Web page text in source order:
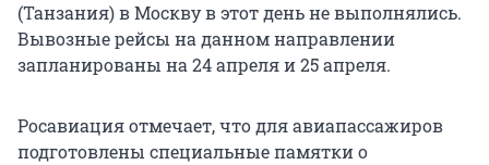
(Танзания) в Москву в этот день не выполнялись.
Вывозные рейсы на данном направлении
запланированы на 24 апреля и 25 апреля.
Росавиация отмечает, что для авиапассажиров
подготовлены специальные памятки о